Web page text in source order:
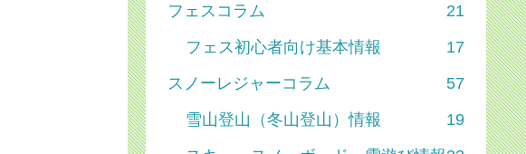
フェスコラム
21
フェス初心者向け基本情報
17
スノーレジャーコラム
57
雪山登山（冬山登山）情報
19